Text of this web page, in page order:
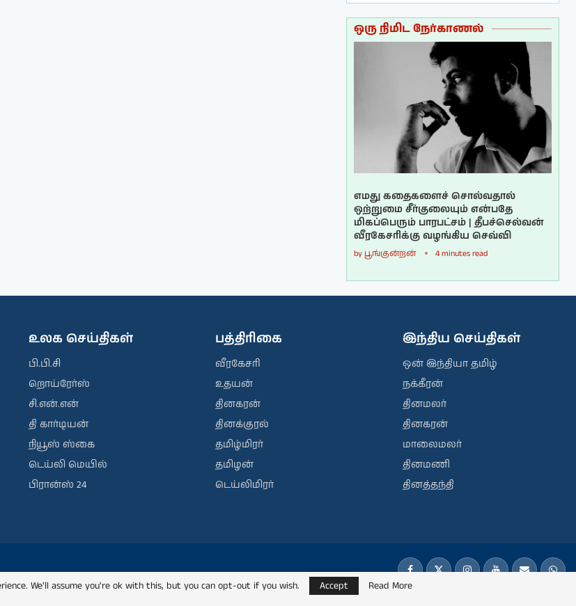
ஒரு நிமிட நேர்காணல்
எமது கதைகளைச் சொல்வதால்
ஒற்றுமை சீர்குலையும் என்பதே
மிகப்பெரும் பாரபட்சம் | தீபச்செல்வன்
வீரகேசரிக்கு வழங்கிய செவ்வி
by பூங்குன்றன் 4 minutes read
உலக செய்திகள்
பி.பி.சி
றொய்ரேர்ஸ்
சி.என்.என்
தி கார்டியன்
நியூஸ் ஸ்கை
டெய்லி மெயில்
பிரான்ஸ் 24
பத்திரிகை
வீரகேசரி
உதயன்
தினகரன்
தினக்குரல்
தமிழ்மிரர்
தமிழன்
டெய்லிமிரர்
இந்திய செய்திகள்
ஒன் இந்தியா தமிழ்
நக்கீரன்
தினமலர்
தினகரன்
மாலைமலர்
தினமணி
தினத்தந்தி
We'll assume you're ok with this, but you can opt-out if you wish.
Accept Read More